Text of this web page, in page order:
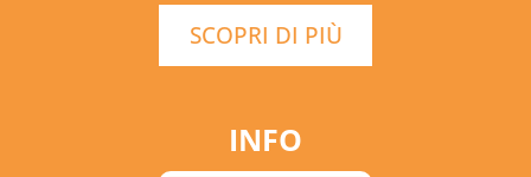
SCOPRI DI PIÙ
INFO